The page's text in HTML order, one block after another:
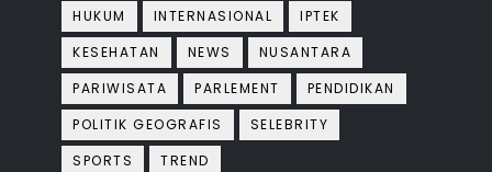
HUKUM
INTERNASIONAL
IPTEK
KESEHATAN
NEWS
NUSANTARA
PARIWISATA
PARLEMENT
PENDIDIKAN
POLITIK GEOGRAFIS
SELEBRITY
SPORTS
TREND